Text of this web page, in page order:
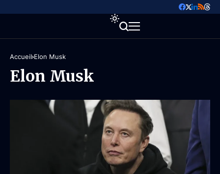
Accueil Elon Musk
Elon Musk